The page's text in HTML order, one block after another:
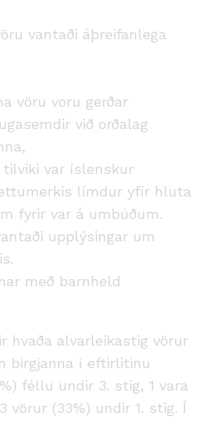
vantaði áþreifanlega
vöru voru gerðar
við orðalag
tilviki var íslenskur
límdur yfir hluta
fyrir var á umbúðum.
upplýsingar um
með barnheld
hvaða alvarleikastig vörur
birgjanna í eftirlitinu
féllu undir 3. stig, 1 vara
vörur (33%) undir 1. stig. Í